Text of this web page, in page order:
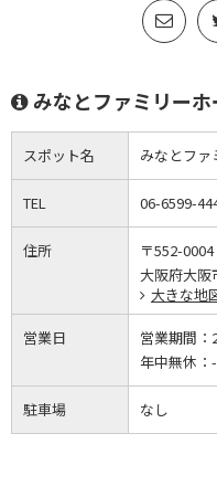
みなとファミリー
スポット名 みなとファ
TEL 06-6599-
住所
〒552-0004
大阪府大阪
大きな地
営業日 営業期間：
年中無休： -
駐車場 なし